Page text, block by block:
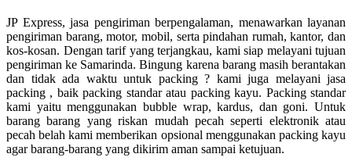
JP Express, jasa pengiriman berpengalaman, menawarkan layanan
pengiriman barang, motor, mobil, serta pindahan rumah, kantor, dan
kos-kosan. Dengan tarif yang terjangkau, kami siap melayani tujuan
pengiriman ke Samarinda. Bingung karena barang masih berantakan
dan tidak ada waktu untuk packing ? kami juga melayani jasa
packing , baik packing standar atau packing kayu. Packing standar
kami yaitu menggunakan bubble wrap, kardus, dan goni. Untuk
barang barang yang riskan mudah pecah seperti elektronik atau
pecah belah kami memberikan opsional menggunakan packing kayu
agar barang-barang yang dikirim aman sampai ketujuan.